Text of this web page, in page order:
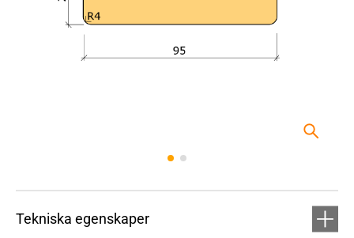
Tekniska egenskaper